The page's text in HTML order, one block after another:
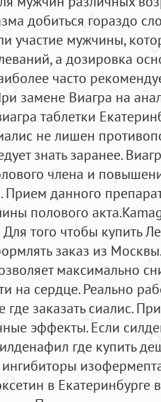
добиться гораздо
участие мужчины,
а дозировка
часто
замене Виагра на
таблетки
не лишен
знать заранее.
члена и
Прием данного
полового
того чтобы купить
заказ из
максимально
на сердце. Реально
заказать сиалис.
эффекты. Если
где купить
в Екатеринбурге